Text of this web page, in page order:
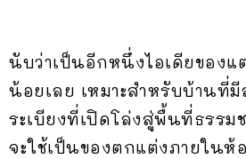
นับว่าเป็นอีกหนึ่งไอเดียของแ
น้อยเลย เหมาะสำหรับบ้านที่
ระเบียงที่เปิดโล่งสู่พื้นที่ธรรม
จะใช้เป็นของตกแต่งภายในห้